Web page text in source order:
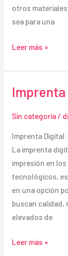
otros
sea para una
Impresión
Gran
Formato
Leer más »
Sin categoría/
Imprenta
La imprenta
impresión en
tecnológicos,
en una opción
buscan calidad,
elevados de
Imprenta
Leer más »